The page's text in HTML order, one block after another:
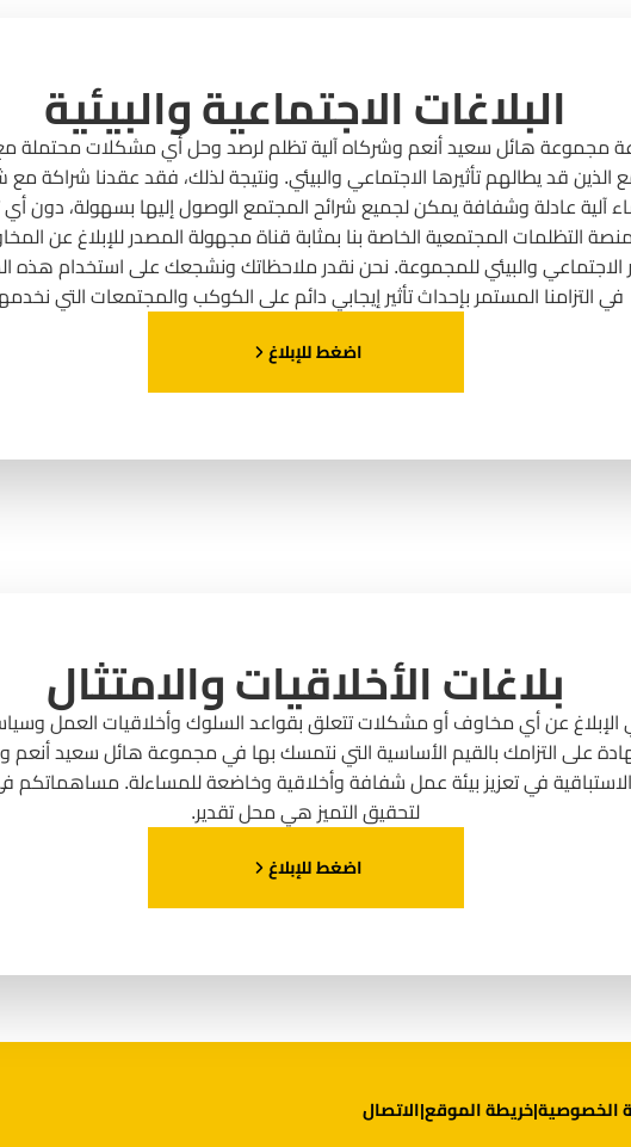
البلاغات الاجتماعية والبيئية
مجموعة هائل سعيد أنعم وشركاه آلية تظلم لرصد وحل أي مشكلات محتملة
الذين قد يطالهم تأثيرها الاجتماعي والبيئي. ونتيجة لذلك، فقد عقدنا شراكة
آلية عادلة وشفافة يمكن لجميع شرائح المجتمع الوصول إليها بسهولة، دون أي
منصة التظلمات المجتمعية الخاصة بنا بمثابة قناة مجهولة المصدر للإبلاغ عن
الاجتماعي والبيئي للمجموعة. نحن نقدر ملاحظاتك ونشجعك على استخدام
في التزامنا المستمر بإحداث تأثير إيجابي دائم على الكوكب والمجتمعات التي
اضغط للإبلاغ
بلاغات الأخلاقيات والامتثال
الإبلاغ عن أي مخاوف أو مشكلات تتعلق بقواعد السلوك وأخلاقيات العمل
على التزامك بالقيم الأساسية التي نتمسك بها في مجموعة هائل سعيد أنعم
في تعزيز بيئة عمل شفافة وأخلاقية وخاضعة للمساءلة. مساهماتكم
لتحقيق التميز هي محل تقدير.
اضغط للإبلاغ
الخصوصية|خريطة الموقع|الاتصال